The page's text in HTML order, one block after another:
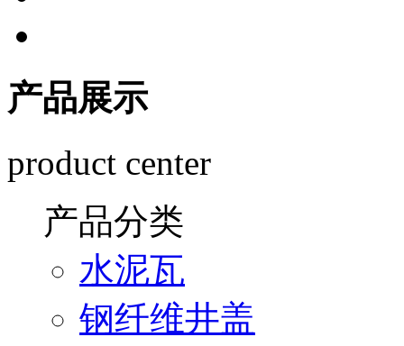
产品展示
product center
产品分类
水泥瓦
钢纤维井盖